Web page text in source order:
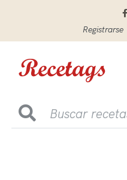
Registrarse